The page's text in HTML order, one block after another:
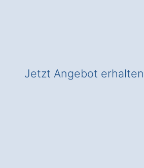
Jetzt Angebot erhalten